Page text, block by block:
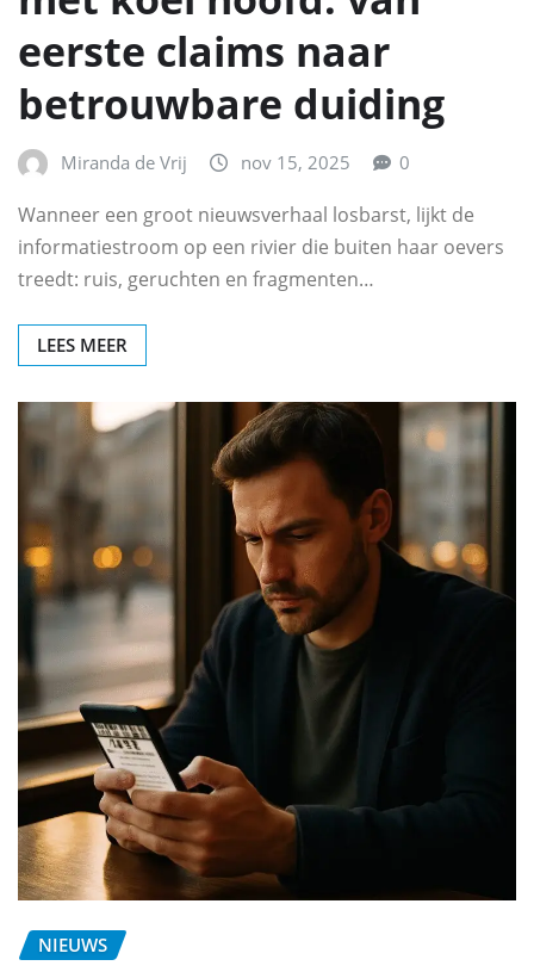
eerste claims naar
betrouwbare duiding
Miranda de Vrij nov 15, 2025 0
Wanneer een groot nieuwsverhaal losbarst, lijkt de
informatiestroom op een rivier die buiten haar oevers
treedt: ruis, geruchten en fragmenten…
LEES MEER
NIEUWS